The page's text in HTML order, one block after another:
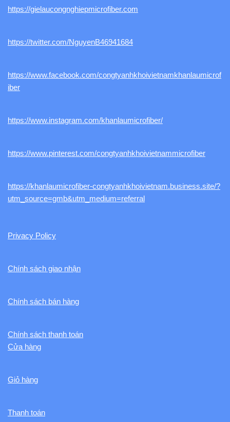
https://gielaucongnghiepmicrofiber.com
https://twitter.com/NguyenB46941684
https://www.facebook.com/congtyanhkhoivietnamkhanlaumicrof
iber
https://www.instagram.com/khanlaumicrofiber/
https://www.pinterest.com/congtyanhkhoivietnammicrofiber
https://khanlaumicrofiber-congtyanhkhoivietnam.business.site/?
utm_source=gmb&utm_medium=referral
Privacy Policy
Chính sách giao nhận
Chính sách bán hàng
Chính sách thanh toán
Cửa hàng
Giỏ hàng
Thanh toán